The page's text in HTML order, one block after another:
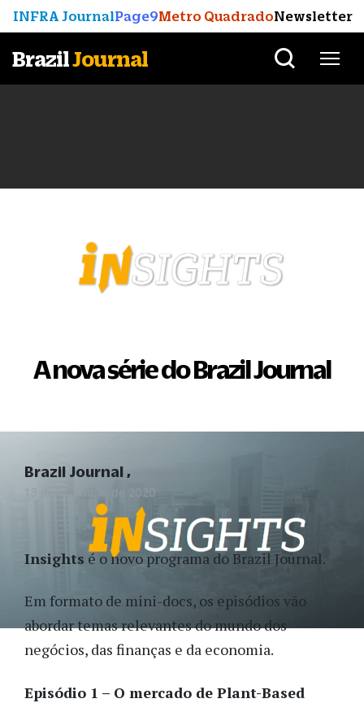
INFRA JournalPage9Metro QuadradoNewsletter
BrazilJournal
A nova série do Brazil Journal
13 de setembro de 2020
Insights é o novo programa do Brazil Journal.
Em formato de mini-docs, os episódios vão
abordar temas relevantes do mundo dos
negócios, das finanças e da economia.
Episódio 1 – O mercado de Plant-Based
Brazil Journal